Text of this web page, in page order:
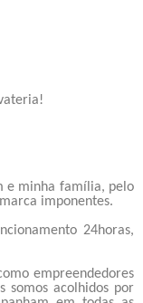
e minha família, pelo
imponentes.
24horas,
empreendedores
somos acolhidos por